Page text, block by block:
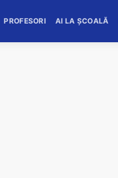
PROFESORI AI LA ȘCOALĂ